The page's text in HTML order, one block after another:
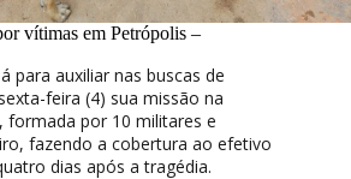
vítimas em Petrópolis –
para auxiliar nas buscas de
feira (4) sua missão na
formada por 10 militares e
fazendo a cobertura ao efetivo
dias após a tragédia.